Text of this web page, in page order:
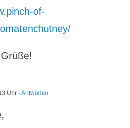
of-
Uhr - Antworten